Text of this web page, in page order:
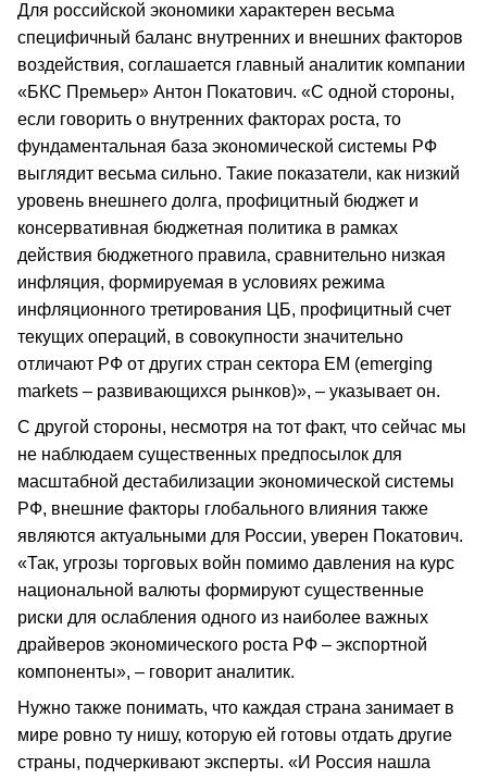
Для российской экономики характерен весьма
специфичный баланс внутренних и внешних факторов
воздействия, соглашается главный аналитик компании
«БКС Премьер» Антон Покатович. «С одной стороны,
если говорить о внутренних факторах роста, то
фундаментальная база экономической системы РФ
выглядит весьма сильно. Такие показатели, как низкий
уровень внешнего долга, профицитный бюджет и
консервативная бюджетная политика в рамках
действия бюджетного правила, сравнительно низкая
инфляция, формируемая в условиях режима
инфляционного третирования ЦБ, профицитный счет
текущих операций, в совокупности значительно
отличают РФ от других стран сектора ЕМ (emerging
markets – развивающихся рынков)», – указывает он.
С другой стороны, несмотря на тот факт, что сейчас мы
не наблюдаем существенных предпосылок для
масштабной дестабилизации экономической системы
РФ, внешние факторы глобального влияния также
являются актуальными для России, уверен Покатович.
«Так, угрозы торговых войн помимо давления на курс
национальной валюты формируют существенные
риски для ослабления одного из наиболее важных
драйверов экономического роста РФ – экспортной
компоненты», – говорит аналитик.
Нужно также понимать, что каждая страна занимает в
мире ровно ту нишу, которую ей готовы отдать другие
страны, подчеркивают эксперты. «И Россия нашла